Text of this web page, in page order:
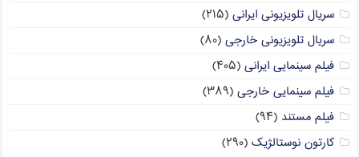
سریال تلویزیونی ایرانی (۲۱۵)
سریال تلویزیونی خارجی (۸۰)
فیلم سینمایی ایرانی (۴۰۵)
فیلم سینمایی خارجی (۳۸۹)
فیلم مستند (۹۴)
کارتون نوستالژیک (۲۹۰)